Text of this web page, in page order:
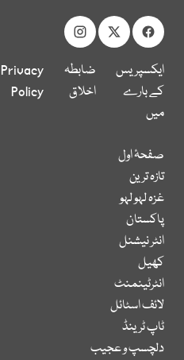
ایکسپریس
کے بارے
میں
ضابطہ
اخلاق
Privacy
Policy
صفحۂ اول
تازہ ترین
غزہ لہو لہو
پاکستان
انٹر نیشنل
کھیل
انٹرٹینمنٹ
لائف اسٹائل
ٹاپ ٹرینڈ
دلچسپ و عجیب